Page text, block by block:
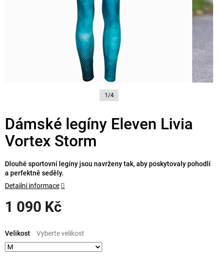
1/4
Dámské legíny Eleven Livia
Vortex Storm
1 090 Kč
cena:
Velikost
Dlouhé sportovní legíny jsou navrženy tak, aby poskytovaly pohodlí
a perfektně seděly.
Detailní informace